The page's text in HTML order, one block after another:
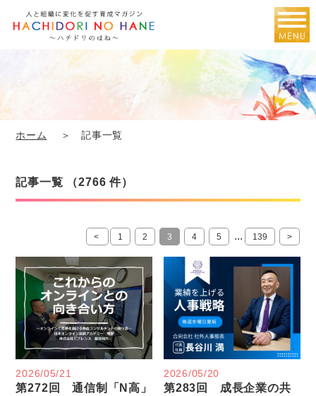
ホーム ＞ 記事一覧
記事一覧 （2766 件）
< 1 2 3 4 5 ... 139 >
2026/05/21
第272回 通信制「N高」
2026/05/20
第283回 成長企業の共